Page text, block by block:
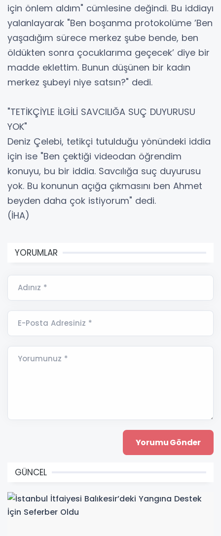
için önlem aldım" cümlesine değindi. Bu iddiayı
yalanlayarak "Ben boşanma protokolüme ’Ben
yaşadığım sürece merkez şube bende, ben
öldükten sonra çocuklarıma geçecek’ diye bir
madde eklettim. Bunun düşünen bir kadın
merkez şubeyi niye satsın?" dedi.
"TETİKÇİYLE İLGİLİ SAVCILIĞA SUÇ DUYURUSU
YOK"
Deniz Çelebi, tetikçi tutulduğu yönündeki iddia
için ise "Ben çektiği videodan öğrendim
konuyu, bu bir iddia. Savcılığa suç duyurusu
yok. Bu konunun açığa çıkmasını ben Ahmet
beyden daha çok istiyorum" dedi.
(İHA)
YORUMLAR
Adınız *
E-Posta Adresiniz *
Yorumunuz *
GÜNCEL